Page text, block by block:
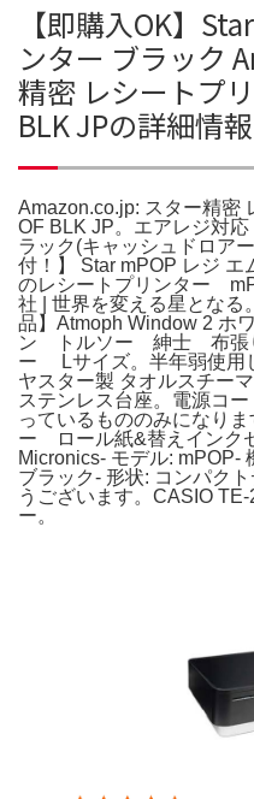
【即購入OK】
ンター ブラック
精密 レシートプ
BLK JPの詳細情報
Amazon.co.jp: スター精密
OF BLK JP。エアレジ対
ラック(キャッシュドロア
付！】 Star mPOP レジ
のレシートプリンター
社 | 世界を変える星となる
品】Atmoph Window 2 ホ
ン トルソー 紳士 布張
ー Lサイズ。半年弱使用
ヤスター製 タオルスチー
ステンレス台座。電源コ
っているもののみになり
ー ロール紙&替えインク
Micronics- モデル: mPOP-
ブラック- 形状: コンパク
うございます。CASIO
ー。